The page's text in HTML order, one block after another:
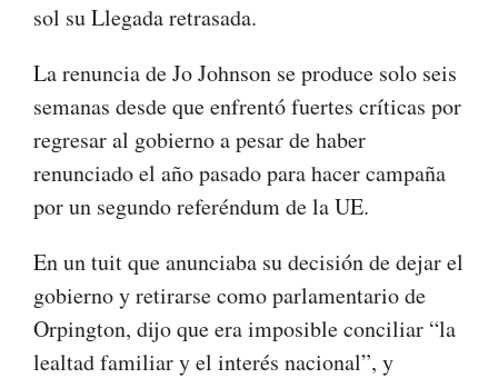
sol su Llegada retrasada.
La renuncia de Jo Johnson se produce solo seis
semanas desde que enfrentó fuertes críticas por
regresar al gobierno a pesar de haber
renunciado el año pasado para hacer campaña
por un segundo referéndum de la UE.
En un tuit que anunciaba su decisión de dejar el
gobierno y retirarse como parlamentario de
Orpington, dijo que era imposible conciliar “la
lealtad familiar y el interés nacional”, y